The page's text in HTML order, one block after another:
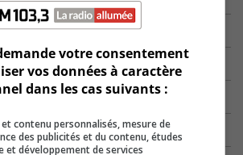
votre consentement
vos données à caractère
dans les cas suivants :
contenu personnalisés, mesure de
des publicités et du contenu, études
et développement de services